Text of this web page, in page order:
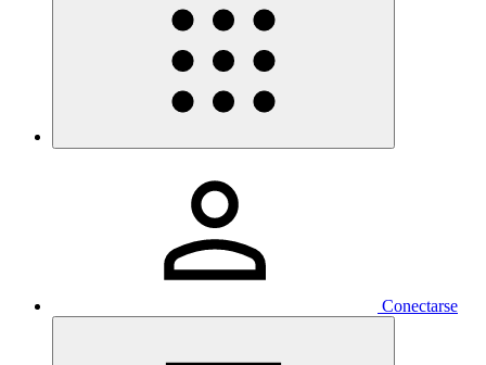
Conectarse